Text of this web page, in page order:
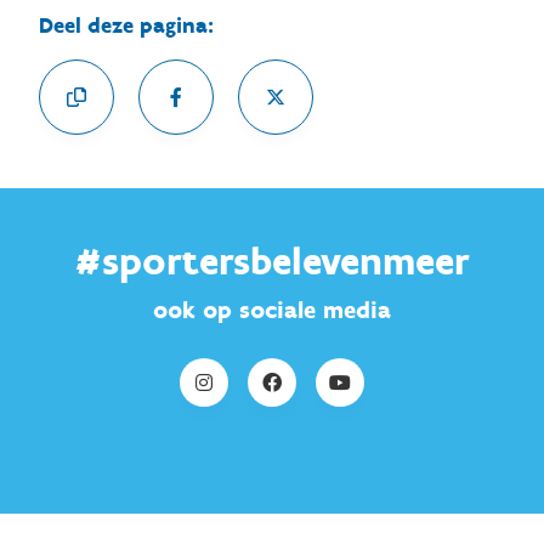
Deel deze pagina:
#sportersbelevenmeer
ook op sociale media